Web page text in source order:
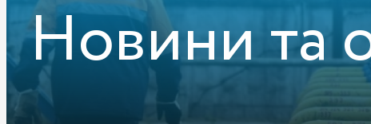
Новини та